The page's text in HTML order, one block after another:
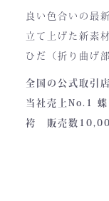
ていきます。
藍が変化してい
と、お楽しみく
最高峰の逸品 で
製作の地は、火
力強い大地と、
の手が織りなす
は、
良い色合いの最
立て上げた新素
ひだ（折り曲げ
全国の公式取引
当社売上No.1
袴 販売数